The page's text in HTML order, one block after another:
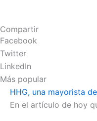
Compartir
Facebook
Twitter
LinkedIn
Más popular
HHG, una mayorista
En el artículo de hoy